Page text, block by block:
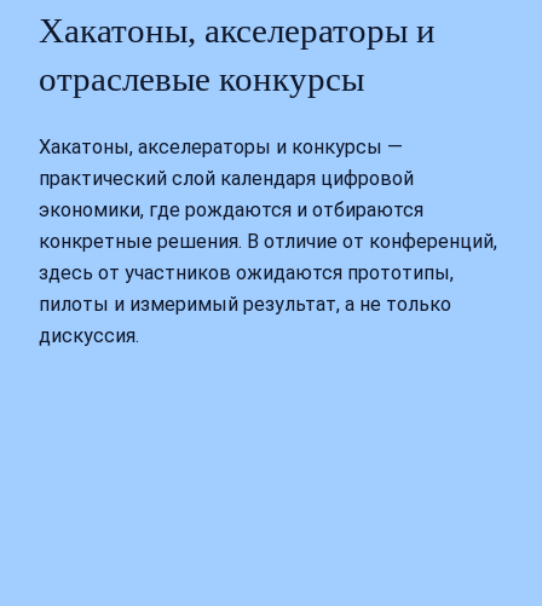
Хакатоны, акселераторы и
отраслевые конкурсы
Хакатоны, акселераторы и конкурсы —
практический слой календаря цифровой
экономики, где рождаются и отбираются
конкретные решения. В отличие от конференций,
здесь от участников ожидаются прототипы,
пилоты и измеримый результат, а не только
дискуссия.